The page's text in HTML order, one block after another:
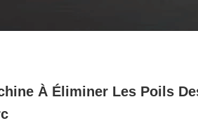
À Éliminer Les Poils